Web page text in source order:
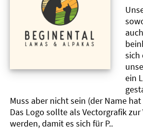
sich
ein
Muss aber nicht sein (der Name
Das Logo sollte als Vectorgrafik
werden, damit es sich für P..